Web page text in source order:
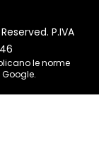
P.IVA
le norme